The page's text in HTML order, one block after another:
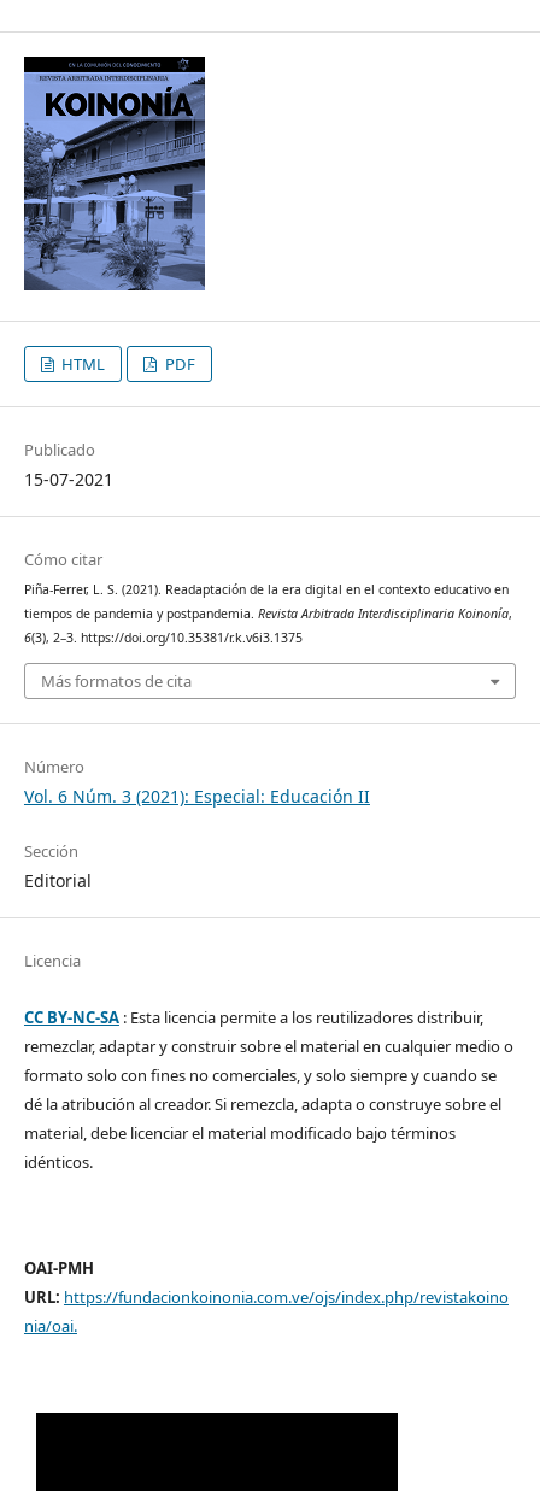
HTML PDF
Publicado
15-07-2021
Cómo citar
Piña-Ferrer, L. S. (2021). Readaptación de la era digital en el contexto educativo en
tiempos de pandemia y postpandemia. Revista Arbitrada Interdisciplinaria Koinonía,
6(3), 2–3. https://doi.org/10.35381/r.k.v6i3.1375
Más formatos de cita
Número
Vol. 6 Núm. 3 (2021): Especial: Educación II
Sección
Editorial
Licencia
CC BY-NC-SA: Esta licencia permite a los reutilizadores distribuir,
remezclar, adaptar y construir sobre el material en cualquier medio o
formato solo con fines no comerciales, y solo siempre y cuando se
dé la atribución al creador. Si remezcla, adapta o construye sobre el
material, debe licenciar el material modificado bajo términos
idénticos.
OAI-PMH
URL: https://fundacionkoinonia.com.ve/ojs/index.php/revistakoino
nia/oai.